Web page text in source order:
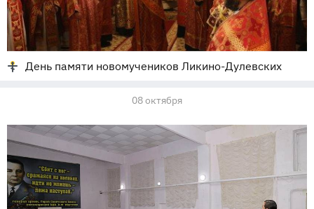
День памяти новомучеников Ликино-Дулевских
08 октября